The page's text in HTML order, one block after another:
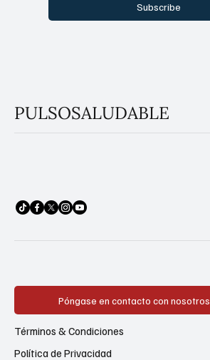
Subscribe
PULSOSALUDABLE
Póngase en contacto con nosotros
Política de Privacidad
Términos & Condiciones